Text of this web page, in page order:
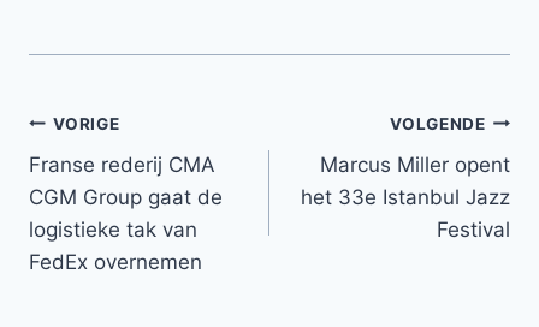
Bericht
navigatie
VORIGE
Franse rederij CMA
CGM Group gaat de
logistieke tak van
FedEx overnemen
VOLGENDE
Marcus Miller opent
het 33e Istanbul Jazz
Festival